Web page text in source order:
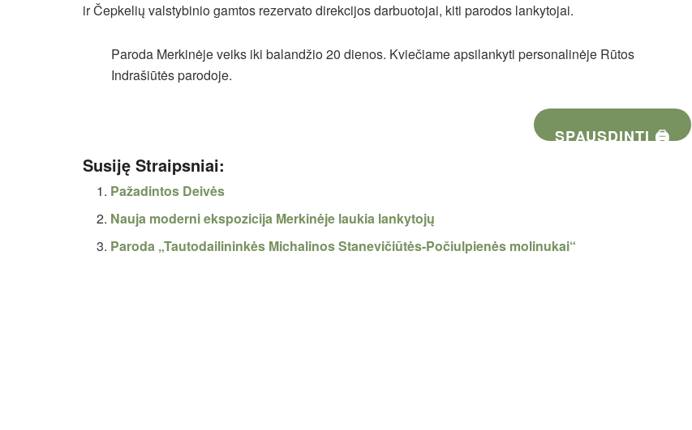
ir Čepkelių valstybinio gamtos rezervato direkcijos darbuotojai, kiti parodos lankytojai.
Paroda Merkinėje veiks iki balandžio 20 dienos. Kviečiame apsilankyti personalinėje Rūtos
Indrašiūtės parodoje.
SPAUSDINTI 🖨
Susiję Straipsniai:
Pažadintos Deivės
Nauja moderni ekspozicija Merkinėje laukia lankytojų
Paroda „Tautodailininkės Michalinos Stanevičiūtės-Počiulpienės molinukai“